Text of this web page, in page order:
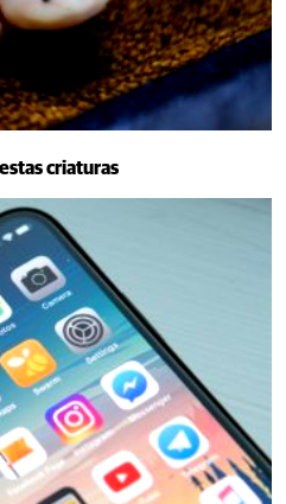
criaturas